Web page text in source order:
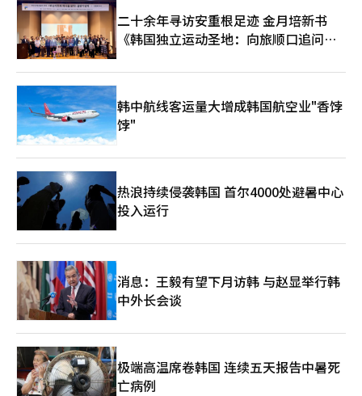
统，并定期测量和管理工作场所的温度和湿度。 户外作业较多的
航空和军工行业情况类似。大韩航空为国际机场货运站和飞机维修
库的工作人员试点引入了移动式大型循环风扇，而韩国航空宇宙则
在7日之前进行全公司的夏季休假。韩华航空航天为生产现场的工
作人员提供电解饮料和冰品，积极管理高温期间的工作环境。 相
比之下，电子行业受到高温直接影响的生产中断可能性相对较低。
半导体工厂的洁净室温度和湿度保持在24小时恒定，移动设备和家
电的生产设备大多在室内运行。 电力使用量的增加和半导体新建
工地的热相关疾病管理成为新的课题。三星电子正在平泽半导体生
产设备建设现场应用与劳动部共同开发的“基于Galaxy Watch的
热应激管理系统”，分析现场的温湿度、工人的心率和活动量，提
供高温阶段的通知和休息建议。 SK海力士也在以天安和清州的工
厂为中心，加强高温安全检查和智能安全技术的应用，LG电子则
应对空调和HVAC（暖通空调）需求的增加，专注于工作场所热相
关疾病的预防。 一位业内人士表示：“最近的高温已不仅仅是季
节性变量，而是直接关系到生产现场安全的经营风险，尤其是像钢
对。”※ 本报道经人工智能（AI）系统翻译与编辑。
二十余年寻访安重根足迹 金月培新书
《韩国独立运动圣地：向旅顺口追问历
韩中航线客运量大增成韩国航空业"香饽
饽"
热浪持续侵袭韩国 首尔4000处避暑中心
投入运行
消息：王毅有望下月访韩 与赵显举行韩
中外长会谈
极端高温席卷韩国 连续五天报告中暑死
亡病例